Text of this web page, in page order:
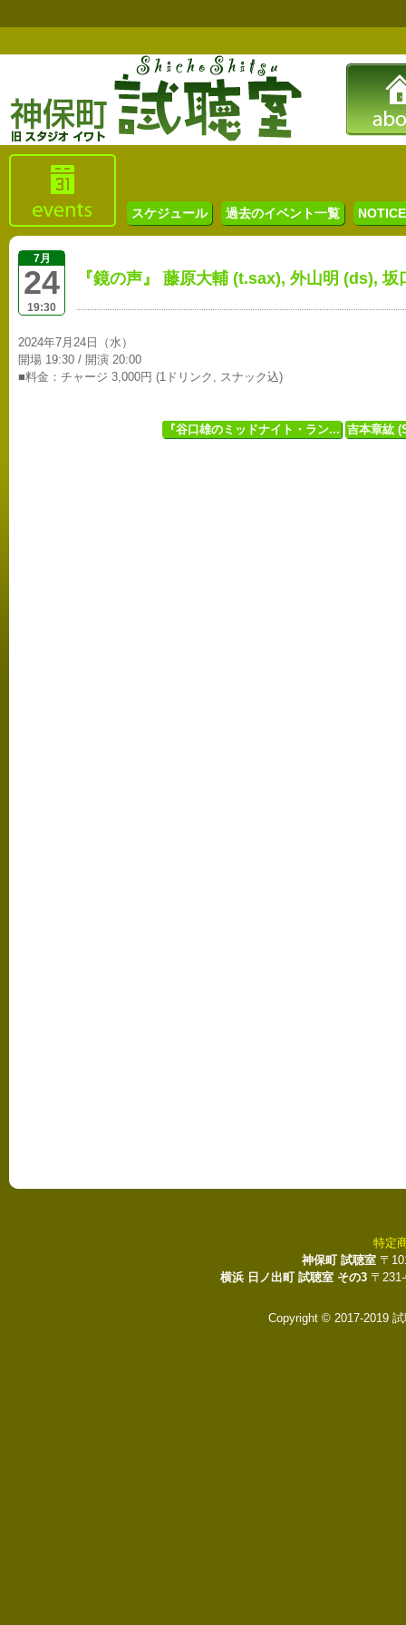
スケジュール 過去のイベント一覧
7月
24
19:30
『鏡の声』 藤原大輔 (t.sax), 外山明 (ds),
2024年7月24日（水）
開場 19:30 / 開演 20:00
■料金：チャージ 3,000円 (1ドリンク, スナック込)
『谷口雄のミッドナイト・ラン... 吉本章紘
特定
神保町 試聴室 〒
横浜 日ノ出町 試聴室 その3 〒
Copyright © 2017-2019